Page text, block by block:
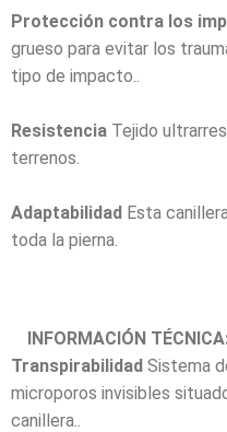
Protección contra los
grueso para evitar los
tipo de impacto..
Resistencia Tejido
terrenos.
Adaptabilidad Esta
toda la pierna.
INFORMACIÓN
Transpirabilidad Sistema
microporos invisibles
canillera..